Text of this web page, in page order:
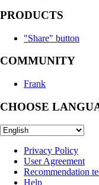
PRODUCTS
"Share" button
COMMUNITY
Frank
CHOOSE
Privacy Policy
User Agreement
Recommendation
Help